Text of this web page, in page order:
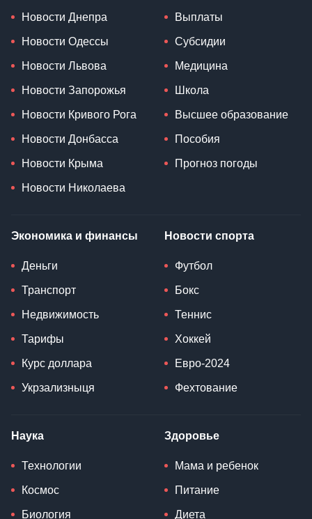
Новости Днепра
Новости Одессы
Новости Львова
Новости Запорожья
Новости Кривого Рога
Новости Донбасса
Новости Крыма
Новости Николаева
Выплаты
Субсидии
Медицина
Школа
Высшее образование
Пособия
Прогноз погоды
Экономика и финансы
Деньги
Транспорт
Недвижимость
Тарифы
Курс доллара
Укрзализныця
Новости спорта
Футбол
Бокс
Теннис
Хоккей
Евро-2024
Фехтование
Наука
Технологии
Космос
Биология
Здоровье
Мама и ребенок
Питание
Диета